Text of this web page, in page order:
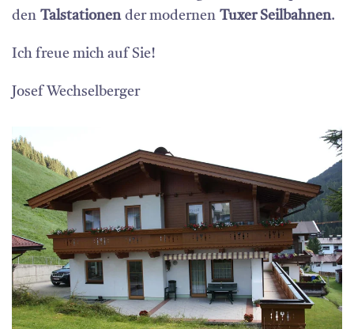
den Talstationen der modernen Tuxer Seilbahnen.
Ich freue mich auf Sie!
Josef Wechselberger